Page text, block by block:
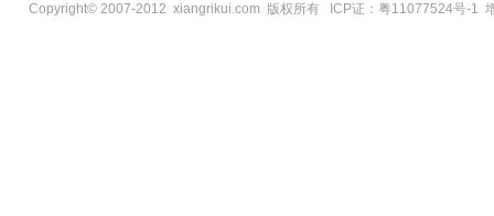
Copyright© 2007-2012 xiangrikui.com 版权所有 ICP证： 粤11077524号-1